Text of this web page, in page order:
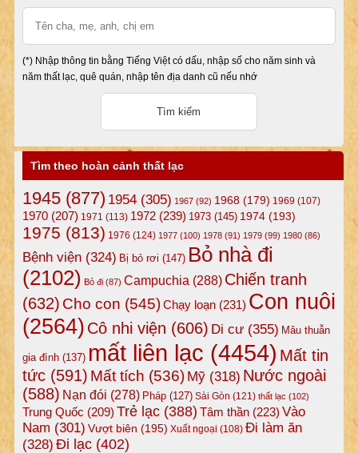
(*) Nhập thông tin bằng Tiếng Việt có dấu, nhập số cho năm sinh và
năm thất lạc, quê quán, nhập tên địa danh cũ nếu nhớ
Tìm theo hoàn cảnh thất lạc
1945(877) 1954(305) 1967(92) 1968(179) 1969 (107)
1970(207) 1971 (113) 1972(239) 1973(145) 1974(193)
1975 (813) 1976 (124) 1977(100) 1978(91) 1979(99) 1980(86)
Bệnh viện(324) Bị bỏ rơi (147) Bỏ nhà đi
(2102) Bỏ đi(87) Campuchia (288) Chiến tranh
(632) Cho con (545)Chạy loạn(231) Con nuôi
(2564) Cô nhi viện (606) Di cư(355) Mâu thuẫn
gia đình(137) mất liên lạc (4454) Mất tin
tức(591) Mất tích (536) Mỹ(318) Nước ngoài
(588) Nạn đói (278) Pháp(127) Sài Gòn (121) thất lạc (102)
Trung Quốc (209) Trẻ lạc(388) Tâm thần(223) Vào
Nam (301) Vượt biên (195) Xuất ngoại (108) Đi làm ăn
(328) Đi lạc(402)